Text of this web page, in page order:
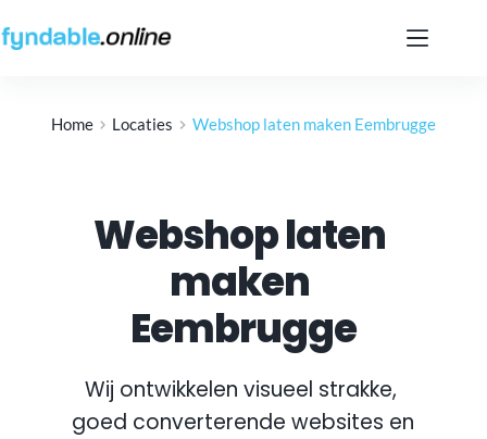
naar
de
Home Locaties Webshop laten maken Eembrugge
Webshop laten
maken
Eembrugge
Wij ontwikkelen visueel strakke,
goed converterende websites en